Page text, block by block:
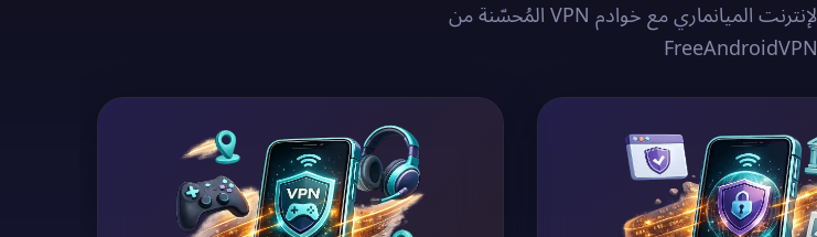
أطلق العنان لكامل إمكانات الإنترنت الميانماري مع خوادم VPN المُحسّنة من
FreeAndroidVPN